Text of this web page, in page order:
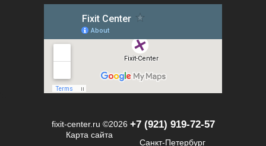
fixit-center.ru ©2026
Карта сайта
+7 (921) 919-72-57
Санкт-Петербург